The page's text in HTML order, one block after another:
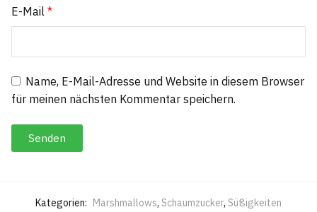
E-Mail *
Name, E-Mail-Adresse und Website in diesem Browser
für meinen nächsten Kommentar speichern.
Kategorien: Marshmallows, Schaumzucker, Süßigkeiten